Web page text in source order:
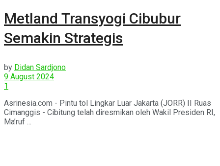
Metland Transyogi Cibubur
Semakin Strategis
by Didan Sardjono
9 August 2024
1
Asrinesia.com - Pintu tol Lingkar Luar Jakarta (JORR) II Ruas
Cimanggis - Cibitung telah diresmikan oleh Wakil Presiden RI,
Ma’ruf ...